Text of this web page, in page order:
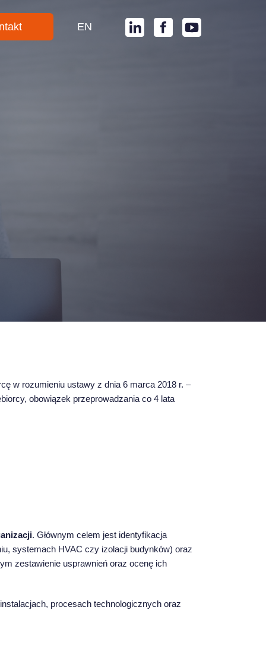
EN
w rozumieniu ustawy z dnia 6 marca 2018 r. –
obowiązek przeprowadzania co 4 lata
. Głównym celem jest identyfikacja
systemach HVAC czy izolacji budynków) oraz
zestawienie usprawnień oraz ocenę ich
procesach technologicznych oraz